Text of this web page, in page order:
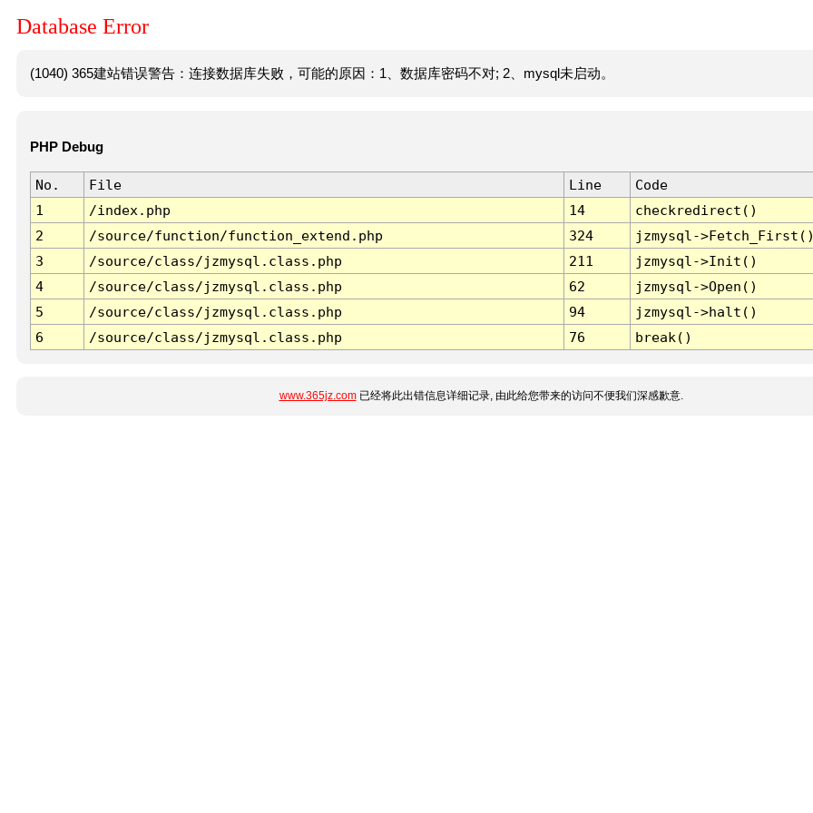
Database Error
(1040) 365建站错误警告：连接数据库失败，可能的原因：1、数据库密码不对; 2、mysql未启动。
PHP Debug
No. File Line
Code
1
/index.php 14
checkredirect()
2
/source/function/function_extend.php 324
jzmysql-
3
/source/class/jzmysql.class.php 211
jzmysql->Init()
4
/source/class/jzmysql.class.php 62
jzmysql->Open()
5
/source/class/jzmysql.class.php 94
jzmysql->halt()
6
/source/class/jzmysql.class.php 76 break()
www.365jz.com已经将此出错信息详细记录, 由此给您带来的访问不便我们深感歉意.